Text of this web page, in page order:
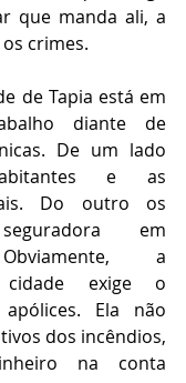
que manda ali, a
crimes.
de Tapia está em
diante de
De um lado
e as
Do outro os
em
a
exige o
Ela não
dos incêndios,
na conta